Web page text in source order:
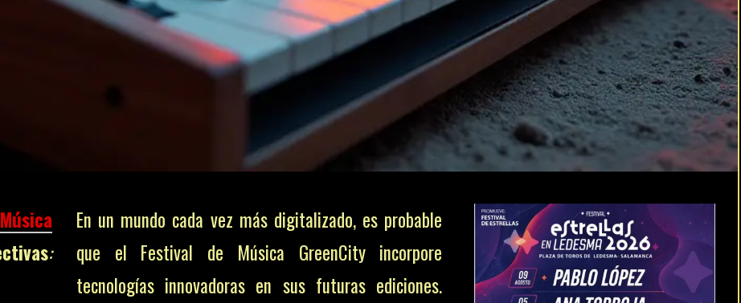
Música
:
En un mundo cada vez más digitalizado, es probable
que el Festival de Música GreenCity incorpore
tecnologías innovadoras en sus futuras ediciones.